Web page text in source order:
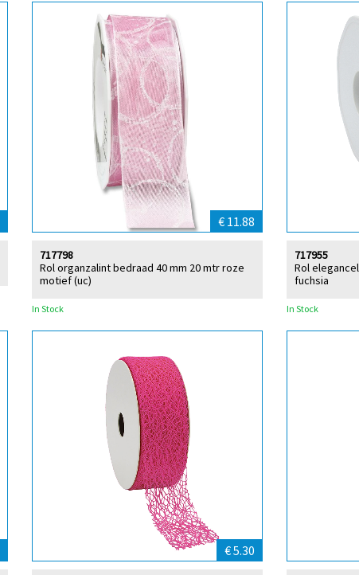
€ 11.88
Rol organzalint bedraad 40 mm 20 mtr roze
motief (uc)
717798
In Stock
Rol
fuchsia
717955
In Stock
€ 5.30